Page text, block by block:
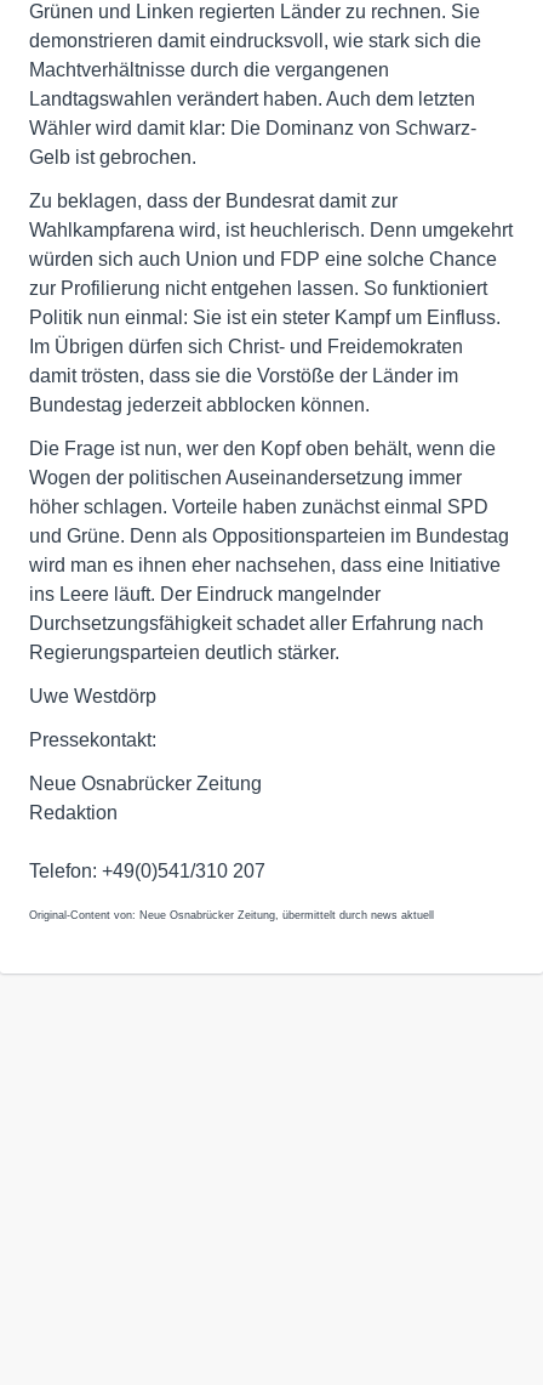
Grünen und Linken regierten Länder zu rechnen. Sie
demonstrieren damit eindrucksvoll, wie stark sich die
Machtverhältnisse durch die vergangenen
Landtagswahlen verändert haben. Auch dem letzten
Wähler wird damit klar: Die Dominanz von Schwarz-
Gelb ist gebrochen.
Zu beklagen, dass der Bundesrat damit zur
Wahlkampfarena wird, ist heuchlerisch. Denn umgekehrt
würden sich auch Union und FDP eine solche Chance
zur Profilierung nicht entgehen lassen. So funktioniert
Politik nun einmal: Sie ist ein steter Kampf um Einfluss.
Im Übrigen dürfen sich Christ- und Freidemokraten
damit trösten, dass sie die Vorstöße der Länder im
Bundestag jederzeit abblocken können.
Die Frage ist nun, wer den Kopf oben behält, wenn die
Wogen der politischen Auseinandersetzung immer
höher schlagen. Vorteile haben zunächst einmal SPD
und Grüne. Denn als Oppositionsparteien im Bundestag
wird man es ihnen eher nachsehen, dass eine Initiative
ins Leere läuft. Der Eindruck mangelnder
Durchsetzungsfähigkeit schadet aller Erfahrung nach
Regierungsparteien deutlich stärker.
Uwe Westdörp
Pressekontakt:
Neue Osnabrücker Zeitung
Redaktion
Telefon: +49(0)541/310 207
Original-Content von: Neue Osnabrücker Zeitung, übermittelt durch news aktuell